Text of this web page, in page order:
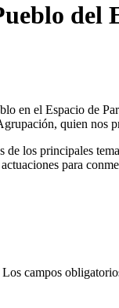
en el Espacio de
quien nos
los principales
para
Los campos